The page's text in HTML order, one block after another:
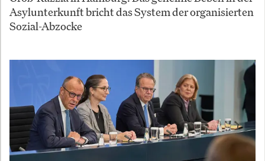
Asylunterkunft bricht das System der organisierten
Sozial-Abzocke